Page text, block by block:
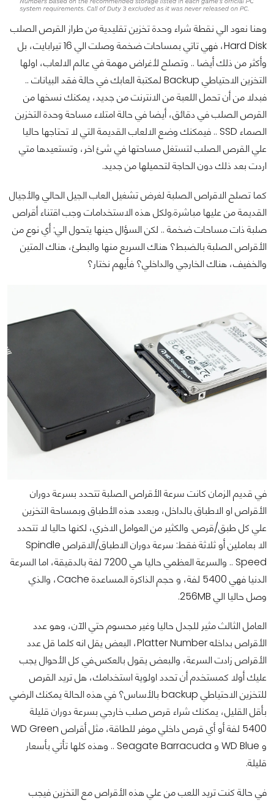
وهنا نعود الي نقطة شراء وحدة تخزين تقليدية من طراز القرص الصلب
Hard Disk، فهي تاتي بمساحات ضخمة وصلت الي 16 تيرابايت، بل
وأكثر من ذلك أيضا .. وتصلح لأغراض مهمة في عالم الالعاب، اولها
التخزين الاحتياطي Backup لمكتبة العابك في حالة فقد البيانات ..
فبدلا من أن تحمل اللعبة من الانترنت من جديد، يمكنك نسخها من
القرص الصلب في دقائق، أيضا في حالة امتلاء مساحة وحدة التخزين
الصماء SSD .. فيمكنك وضع الالعاب القديمة التي لا تحتاجها حاليا
علي القرص الصلب لتستغل مساحتها في شئ اخر، وتستعيدها متي
اردت بعد ذلك دون الحاجة لتحميلها من جديد.
كما تصلح الاقراص الصلبة لغرض تشغيل العاب الجيل الحالي والأجيال
القديمة من عليها مباشرة.ولكل هذه الاستخدامات وجب اقتناء أقراص
صلبة ذات مساحات ضخمة .. لكن السؤال حينها يتحول الي: أي نوع من
الأقراص الصلبة بالضبط؟ هناك السريع منها والبطئ، هناك المتين
والخفيف، هناك الخارجي والداخلي؟ فأيهم نختار؟
في قديم الزمان كانت سرعة الأقراص الصلبة تتحدد بسرعة دوران
الأقراص او الاطباق بالداخل، وبعدد هذه الأطباق وبمساحة التخزين
علي كل طبق/قرص. والكثير من العوامل الاخري، لكنها حاليا لا تتحدد
الا بعاملين أو ثلاثة فقط: سرعة دوران الاطباق/الاقراص Spindle
Speed .. والسرعة العظمي حاليا هي 7200 لفة بالدقيقة، اما السرعة
الدنيا فهي 5400 لفة، و حجم الذاكرة المساعدة Cache، والذي
وصل حاليا الي 256MB.
العامل الثالث مثير للجدل حاليا وغير محسوم حتي الآن، وهو عدد
الأقراص بداخله Platter Number، البعض يقل انه كلما قل عدد
الأقراص زادت السرعة، والبعض يقول بالعكس.في كل الأحوال يجب
عليك أولا كمستخدم أن تحدد اولوية استخدامك، هل تريد القرص
للتخزين الاحتياطي backup بالأساس؟ في هذه الحالة يمكنك الرضي
بأقل القليل، يمكنك شراء قرص صلب خارجي بسرعة دوران قليلة
5400 لفة أو أي قرص داخلي موفر للطاقة، مثل أقراص WD Green
و WD Blue و Seagate Barracuda .. وهذه كلها تأتي بأسعار
قليلة.
في حالة كنت تريد اللعب من علي هذه الأقراص مع التخزين فيجب